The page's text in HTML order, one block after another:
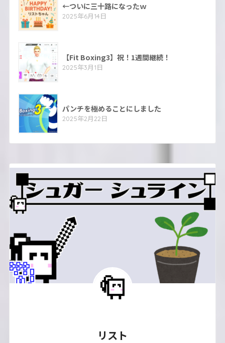
←ついに三十路になったｗ
2025年6月14日
【Fit Boxing3】祝！1週間継続！
2025年3月1日
パンチを極めることにしました
2025年2月22日
リスト